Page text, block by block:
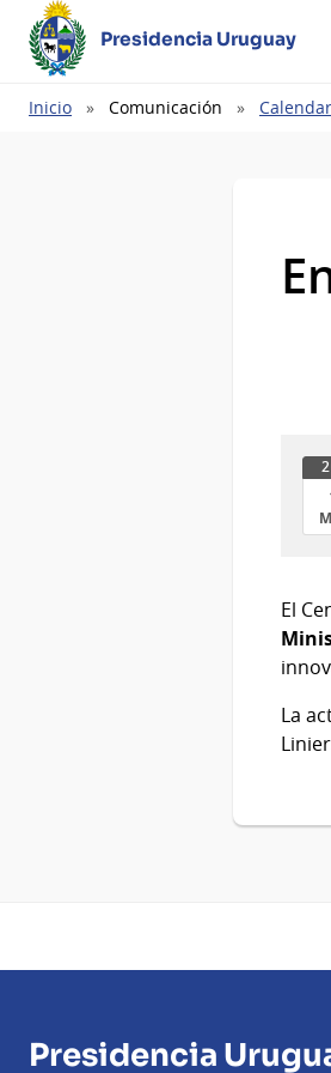
Presidencia Uruguay
Ruta
Inicio Comunicación
del
El
La
Presidencia